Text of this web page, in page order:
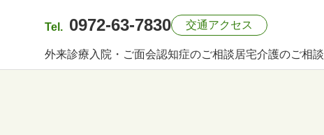
Tel. 0972-63-7830 交通アクセス
外来診療 入院・ご面会認知症のご相談居宅介護のご相談